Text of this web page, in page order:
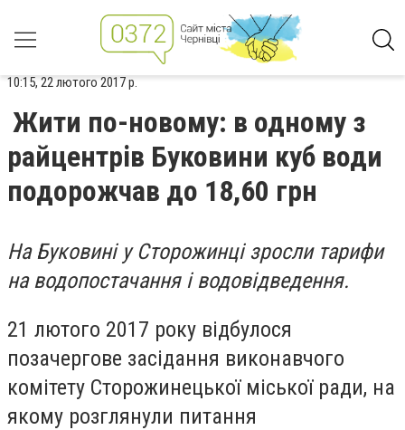
10:15, 22 лютого 2017 р.
Жити по-новому: в одному з
райцентрів Буковини куб води
подорожчав до 18,60 грн
На Буковині у Сторожинці зросли тарифи
на водопостачання і водовідведення.
21 лютого 2017 року відбулося
позачергове засідання виконавчого
комітету Сторожинецької міської ради, на
якому розглянули питання